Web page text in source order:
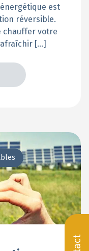
est
réversible.
chauffer votre
[…]